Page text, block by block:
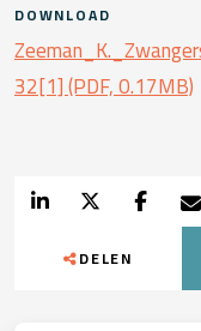
DOWNLOAD
32[1] (PDF, 0.17MB)
DELEN